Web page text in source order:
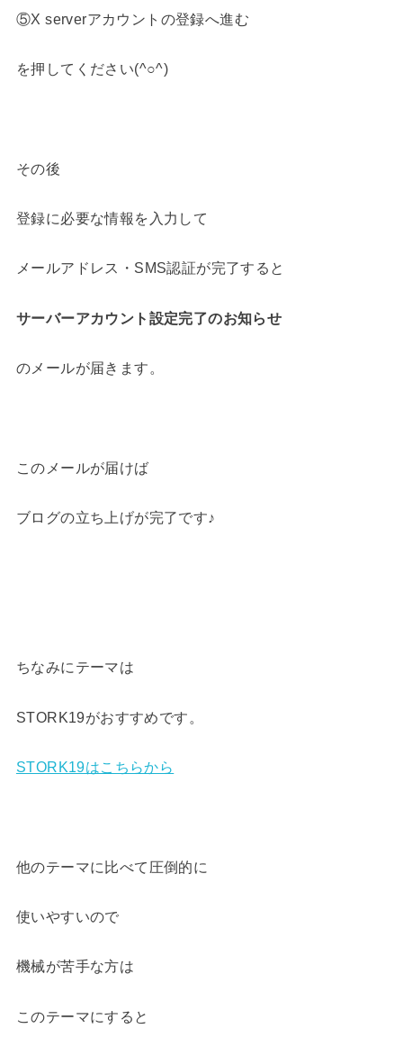
⑤X serverアカウントの登録へ進む
を押してください(^○^)
その後
登録に必要な情報を入力して
メールアドレス・SMS認証が完了すると
サーバーアカウント設定完了のお知らせ
のメールが届きます。
このメールが届けば
ブログの立ち上げが完了です♪
ちなみにテーマは
STORK19がおすすめです。
STORK19はこちらから
他のテーマに比べて圧倒的に
使いやすいので
機械が苦手な方は
このテーマにすると